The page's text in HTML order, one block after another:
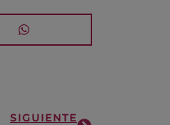
SIGUIENTE